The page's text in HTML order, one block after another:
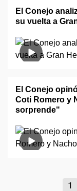
El Conejo
su vuelta a
El Conejo
Coti Romero y
sorprende"
1